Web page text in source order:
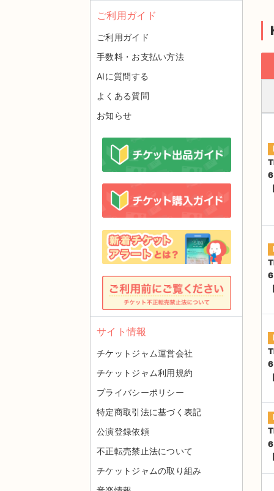
6
6
6
6
ご利用ガイド
ご利用ガイド
手数料・お支払い方法
AIに質問する
よくある質問
お知らせ
サイト情報
チケットジャム運営会社
チケットジャム利用規約
プライバシーポリシー
特定商取引法に基づく表記
公演登録依頼
不正転売禁止法について
チケットジャムの取り組み